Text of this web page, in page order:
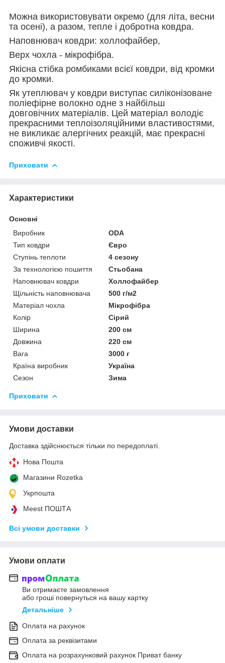
Можна використовувати окремо (для літа, весни
та осені), а разом, тепле і добротна ковдра.
Наповнювач ковдри: холлофайбер,
Верх чохла - мікрофібра.
Якісна стібка ромбиками всієї ковдри, від кромки
до кромки.
Як утеплювач у ковдри виступає силіконізоване
поліефірне волокно одне з найбільш
довговічних матеріалів. Цей матеріал володіє
прекрасними теплоізоляційними властивостями,
не викликає алергічних реакцій, має прекрасні
споживчі якості.
Приховати
Характеристики
Основні
Виробник
ODA
Тип ковдри
Євро
Ступінь теплоти
4 сезону
За технологією пошиття
Стьобана
Наповнювач ковдри
Холлофайбер
Щільність наповнювача
500 г/м2
Матеріал чохла
Мікрофібра
Колір
Сірий
Ширина
200 см
Довжина
220 см
Вага
3000 г
Країна виробник
Україна
Сезон
Зима
Приховати
Умови доставки
Доставка здійснюється тільки по передоплаті.
Нова Пошта
Магазини Rozetka
Укрпошта
Meest ПОШТА
Всі умови доставки
Умови оплати
Ви отримаєте замовлення
або гроші повернуться на вашу картку
Детальніше
Оплата на рахунок
Оплата за реквізитами
Оплата на розрахунковий рахунок Приват банку